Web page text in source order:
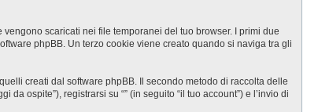
scaricati nei file temporanei del tuo browser. I primi due
phpBB. Un terzo cookie viene creato quando si naviga tra gli
creati dal software phpBB. Il secondo metodo di raccolta delle
ospite”), registrarsi su “” (in seguito “il tuo account”) e l’invio di